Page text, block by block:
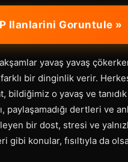
Ilanlarini Goruntule »
yavaş yavaş
bir dinginlik verir.
bildiğimiz o yavaş ve
dertleri ve
bir dost, stresi ve
gibi konular, fısıltıyla da